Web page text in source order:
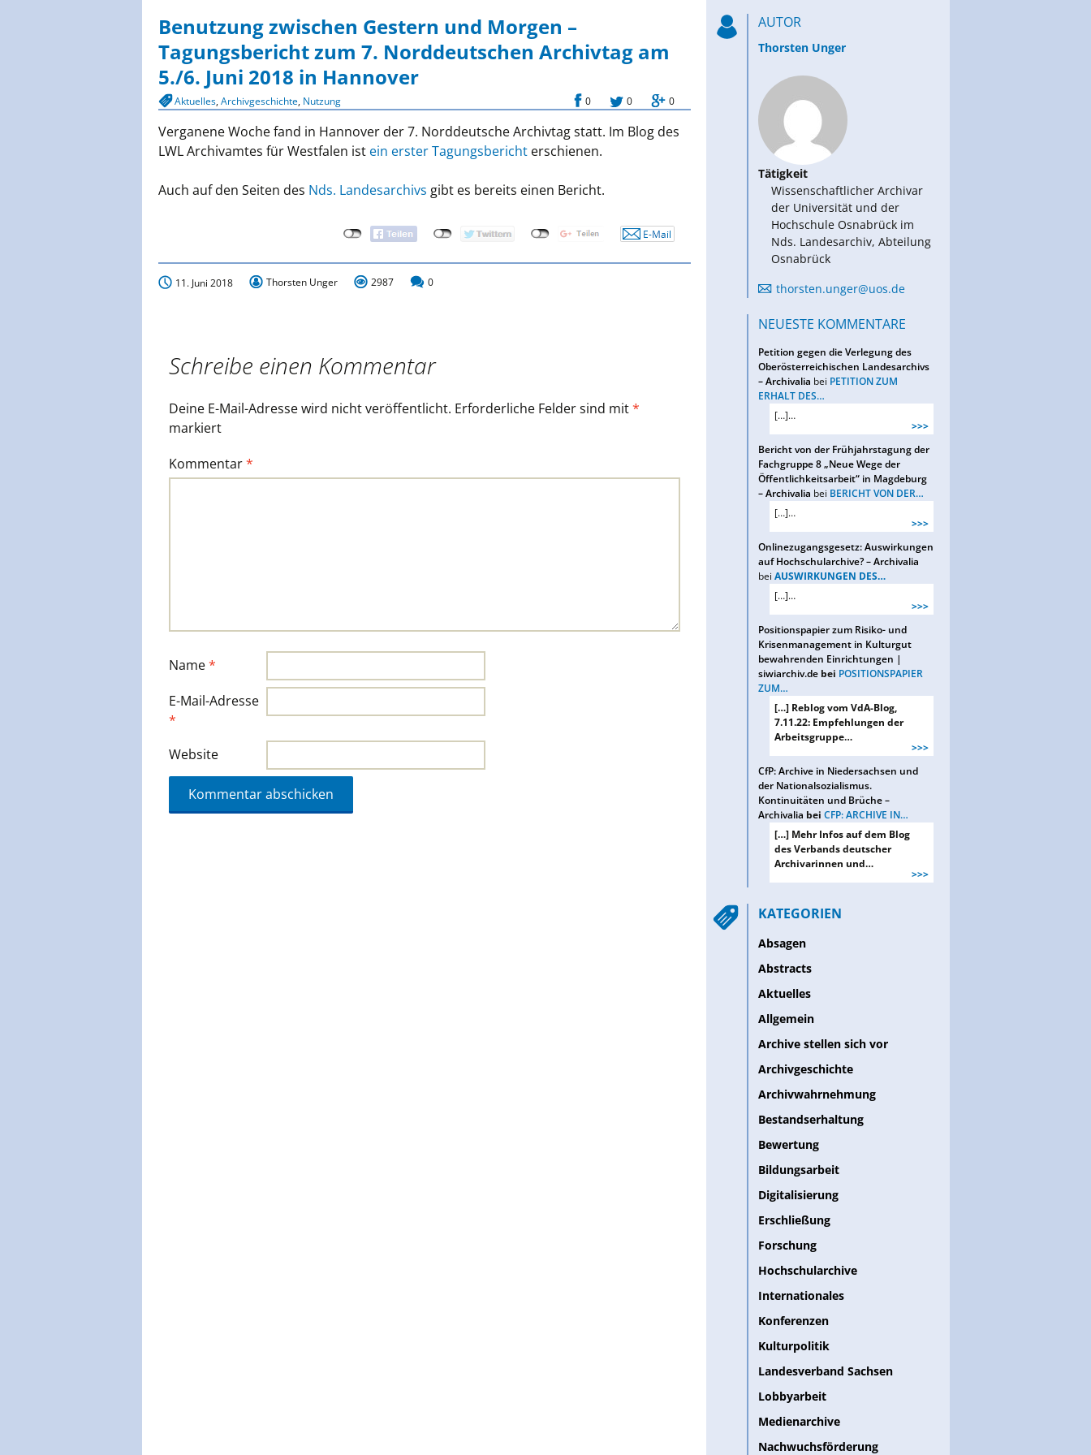
Sächsischer Archivtag
Benutzung zwischen Gestern und Morgen –
Tagungsbericht zum 7. Norddeutschen Archivtag am
5./6. Juni 2018 in Hannover
Aktuelles,Archivgeschichte, Nutzung 0 0 0
Verganene Woche fand in Hannover der 7. Norddeutsche Archivtag statt. Im Blog des
LWL Archivamtes für Westfalen ist ein erster Tagungsberichterschienen.
Auch auf den Seiten des Nds. Landesarchivs gibt es bereits einen Bericht.
11. Juni 2018 Thorsten Unger 2987 0
Schreibe einen Kommentar
Deine E-Mail-Adresse wird nicht veröffentlicht. Erforderliche Felder sind mit*
markiert
Kommentar*
Name*
E-Mail-Adresse
*
Website
AUTOR
Thorsten Unger
Tätigkeit
Wissenschaftlicher Archivar
der Universität und der
Hochschule Osnabrück im
Nds. Landesarchiv, Abteilung
Osnabrück
thorsten.unger@uos.de
NEUESTE KOMMENTARE
Petition gegen die Verlegung des
Oberösterreichischen Landesarchivs
– Archivalia bei PETITION ZUM
ERHALT DES…
[…]…
>>>
Bericht von der Frühjahrstagung der
Fachgruppe 8 „Neue Wege der
Öffentlichkeitsarbeit“ in Magdeburg
– Archivalia bei BERICHT VON DER…
[…]…
>>>
Onlinezugangsgesetz: Auswirkungen
auf Hochschularchive? – Archivalia
bei AUSWIRKUNGEN DES…
[…]…
>>>
Positionspapier zum Risiko- und
Krisenmanagement in Kulturgut
bewahrenden Einrichtungen |
siwiarchiv.debei POSITIONSPAPIER
ZUM…
[…] Reblog vom VdA-Blog,
7.11.22: Empfehlungen der
Arbeitsgruppe…
>>>
CfP: Archive in Niedersachsen und
der Nationalsozialismus.
Kontinuitäten und Brüche –
Archivalia bei CFP: ARCHIVE IN…
[…] Mehr Infos auf dem Blog
des Verbands deutscher
Archivarinnen und…
>>>
KATEGORIEN
Absagen
Abstracts
Aktuelles
Allgemein
Archive stellen sich vor
Archivgeschichte
Archivwahrnehmung
Bestandserhaltung
Bewertung
Bildungsarbeit
Digitalisierung
Erschließung
Forschung
Hochschularchive
Internationales
Konferenzen
Kulturpolitik
Landesverband Sachsen
Lobbyarbeit
Medienarchive
Nachwuchsförderung